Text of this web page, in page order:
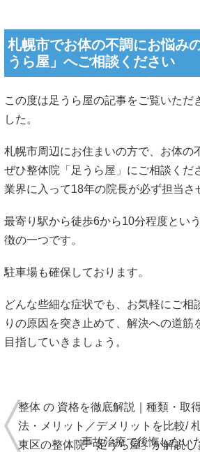
札幌市でお体の不調にお悩み
うら屋」へご相談ください
この度は足うら屋の記事をご覧いただ
した。
札幌市周辺にお住まいの方で、お体の
ぜひ整体院「足うら屋」にご相談くだ
業界に入って18年の院長が必ず担当さ
最寄り駅から徒歩6から10分程度とい
徴の一つです。
駐車場も確保しております。
どんな些細な症状でも、お気軽にご相
りの原因を突き止めて、解決への道筋
目指していきましょう。
整体 の 資格を徹底解説｜種類・取
法・メリット／デメリットを比較/
東区の整体院「足うら屋」が解説し
事故治療で後悔しない